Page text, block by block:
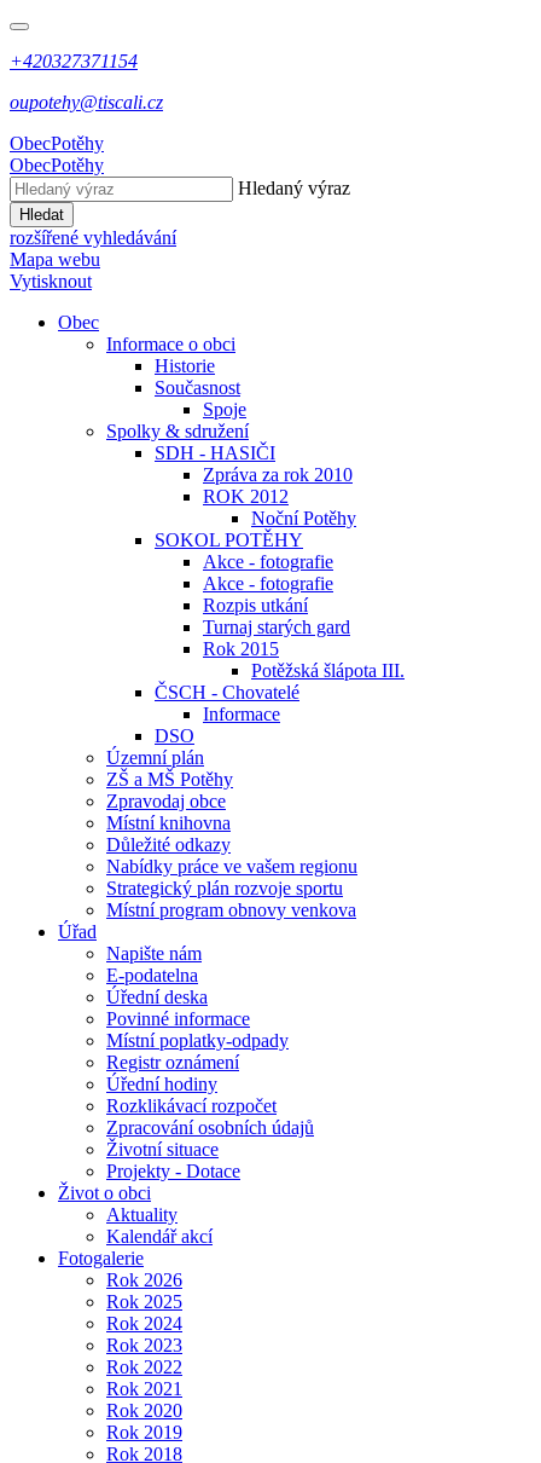
+420327371154
oupotehy@tiscali.cz
ObecPotěhy
ObecPotěhy
Hledaný výraz
Hledat
rozšířené vyhledávání
Mapa webu
Vytisknout
Obec
Informace o obci
Historie
Současnost
Spoje
Spolky & sdružení
SDH - HASIČI
Zpráva za rok 2010
ROK 2012
Noční Potěhy
SOKOL POTĚHY
Akce - fotografie
Akce - fotografie
Rozpis utkání
Turnaj starých gard
Rok 2015
Potěžská šlápota III.
ČSCH - Chovatelé
Informace
DSO
Územní plán
ZŠ a MŠ Potěhy
Zpravodaj obce
Místní knihovna
Důležité odkazy
Nabídky práce ve vašem regionu
Strategický plán rozvoje sportu
Místní program obnovy venkova
Úřad
Napište nám
E-podatelna
Úřední deska
Povinné informace
Místní poplatky-odpady
Registr oznámení
Úřední hodiny
Rozklikávací rozpočet
Zpracování osobních údajů
Životní situace
Projekty - Dotace
Život o obci
Aktuality
Kalendář akcí
Fotogalerie
Rok 2026
Rok 2025
Rok 2024
Rok 2023
Rok 2022
Rok 2021
Rok 2020
Rok 2019
Rok 2018